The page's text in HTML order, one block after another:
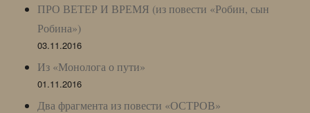
ПРО ВЕТЕР И ВРЕМЯ (из повести «Робин, сын
Робина»)
03.11.2016
Из «Монолога о пути»
01.11.2016
Два фрагмента из повести «ОСТРОВ»